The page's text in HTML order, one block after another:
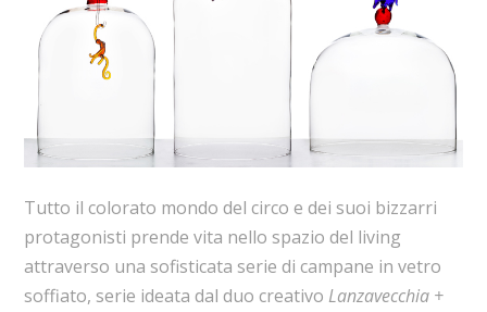
Tutto il colorato mondo del circo e dei suoi bizzarri
protagonisti prende vita nello spazio del living
attraverso una sofisticata serie di campane in vetro
soffiato, serie ideata dal duo creativo Lanzavecchia +